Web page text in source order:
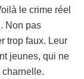
le crime réel
Non pas
trop faux. Leur
jeunes, qui ne
charnelle.